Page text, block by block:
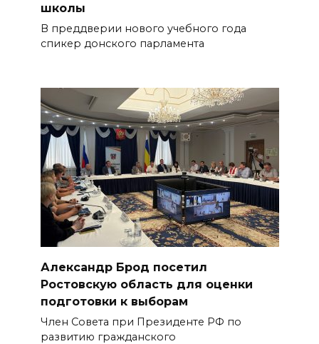
школы
В преддверии нового учебного года
спикер донского парламента
Александр Брод посетил
Ростовскую область для оценки
подготовки к выборам
Член Совета при Президенте РФ по
развитию гражданского